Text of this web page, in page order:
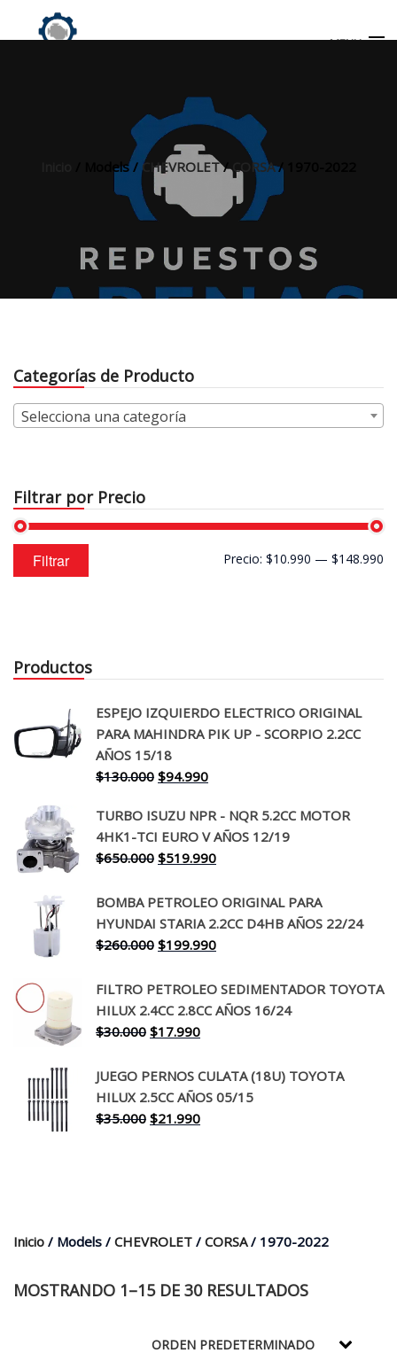
MENU
/ Models / CHEVROLET/CORSA/ 1970-2022
Categorías de Producto
Selecciona una categoría
Filtrar por Precio
Precio
mínimo
Precio
máximo
Filtrar Precio: $10.990 — $148.990
Productos
ESPEJO IZQUIERDO ELECTRICO ORIGINAL
PARA MAHINDRA PIK UP - SCORPIO 2.2CC
AÑOS 15/18
$130.000 El
original
era:
$130.000.
$94.990El
actual
es:
$94.990.
TURBO ISUZU NPR - NQR 5.2CC MOTOR
4HK1-TCI EURO V AÑOS 12/19
$650.000 El
original
era:
$650.000.
$519.990El
actual
es:
$519.990.
BOMBA PETROLEO ORIGINAL PARA
HYUNDAI STARIA 2.2CC D4HB AÑOS 22/24
$260.000 El
original
era:
$260.000.
$199.990El
actual
es:
FILTRO PETROLEO SEDIMENTADOR TOYOTA
HILUX 2.4CC 2.8CC AÑOS 16/24
$30.000 El
original
era:
$30.000.
$17.990El
actual
es:
$17.990.
JUEGO PERNOS CULATA (18U) TOYOTA
HILUX 2.5CC AÑOS 05/15
$35.000 El
$21.990El
Inicio / Models / CHEVROLET / CORSA/ 1970-2022
MOSTRANDO 1–15 DE 30 RESULTADOS